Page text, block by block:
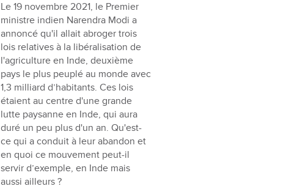
Le 19 novembre 2021, le Premier
ministre indien Narendra Modi a
annoncé qu'il allait abroger trois
lois relatives à la libéralisation de
l'agriculture en Inde, deuxième
pays le plus peuplé au monde avec
1,3 milliard dʼhabitants. Ces lois
étaient au centre d'une grande
lutte paysanne en Inde, qui aura
duré un peu plus d'un an. Qu'est-
ce qui a conduit à leur abandon et
en quoi ce mouvement peut-il
servir d’exemple, en Inde mais
aussi ailleurs ?